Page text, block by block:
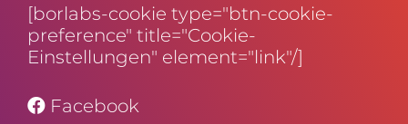
[borlabs-cookie type="btn-cookie-
preference" title="Cookie-
Einstellungen" element="link"/]
Facebook